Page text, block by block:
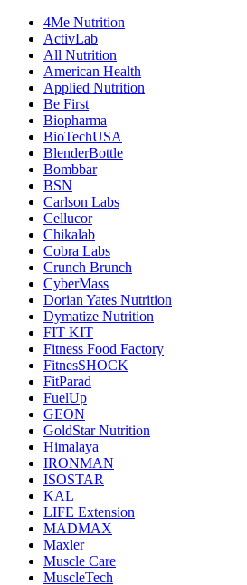
4Me Nutrition
ActivLab
All Nutrition
American Health
Applied Nutrition
Be First
Biopharma
BioTechUSA
BlenderBottle
Bombbar
BSN
Carlson Labs
Cellucor
Chikalab
Cobra Labs
Crunch Brunch
CyberMass
Dorian Yates Nutrition
Dymatize Nutrition
FIT KIT
Fitness Food Factory
FitnesSHOCK
FitParad
FuelUp
GEON
GoldStar Nutrition
Himalaya
IRONMAN
ISOSTAR
KAL
LIFE Extension
MADMAX
Maxler
Muscle Care
MuscleTech